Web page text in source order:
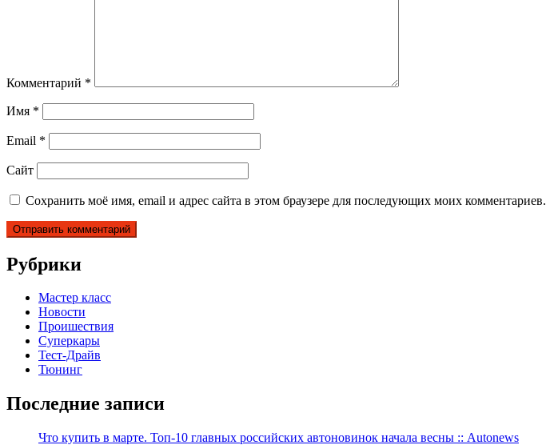
Комментарий *
Имя *
Email *
Сайт
Сохранить моё имя, email и адрес сайта в этом браузере для последующих моих комментариев.
Рубрики
Мастер класс
Новости
Проишествия
Суперкары
Тест-Драйв
Тюнинг
Последние записи
Что купить в марте. Топ-10 главных российских автоновинок начала весны :: Autonews